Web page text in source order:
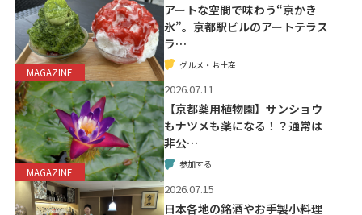
MAGAZINE
アートな空間で味わう“京かき
氷”。京都駅ビルのアートテラス
ラ…
グルメ・お土産
MAGAZINE
2026.07.11
【京都薬用植物園】サンショウ
もナツメも薬になる！？通常は
非公…
参加する
2026.07.15
日本各地の銘酒やお手製小料理